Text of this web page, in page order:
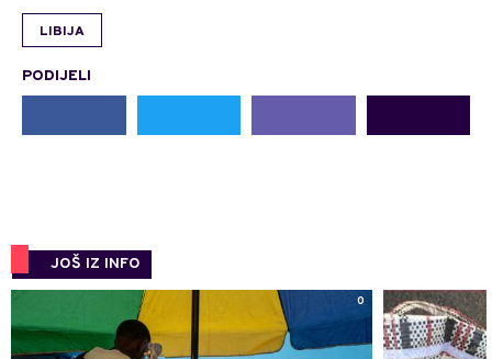
LIBIJA
PODIJELI
JOŠ IZ INFO
0